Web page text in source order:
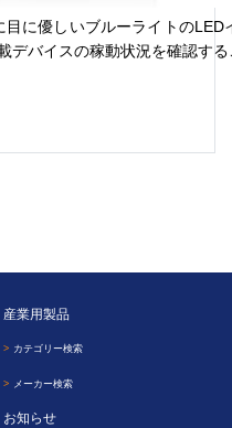
目に優しいブルーライトのLED
デバイスの稼動状況を確認す
産業用製品
カテゴリー検索
メーカー検索
お知らせ